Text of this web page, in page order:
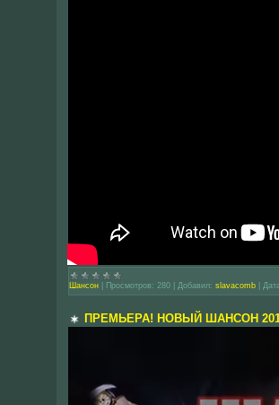
Шансон Просмотров: 280 Добавил: slavacomb
ПРЕМЬЕРА! НОВЫЙ ШАНСОН